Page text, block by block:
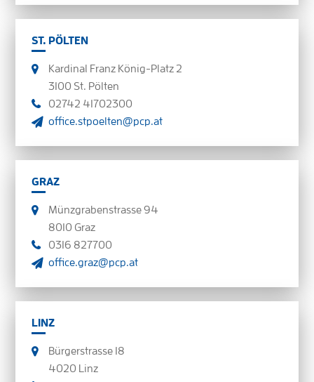
ST. PÖLTEN
Kardinal Franz König-Platz 2
3100 St. Pölten
02742 41702300
office.stpoelten@pcp.at
GRAZ
Münzgrabenstrasse 94
8010 Graz
0316 827700
office.graz@pcp.at
LINZ
Bürgerstrasse 18
4020 Linz